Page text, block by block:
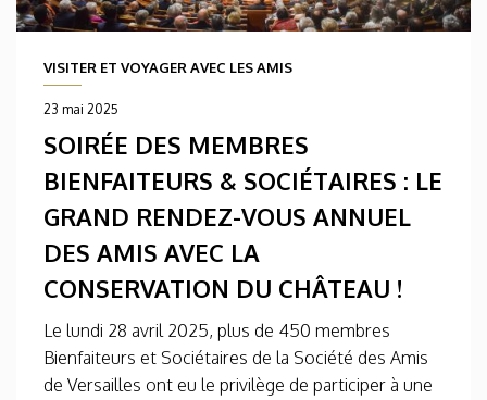
VISITER ET VOYAGER AVEC LES AMIS
23 mai 2025
SOIRÉE DES MEMBRES
BIENFAITEURS & SOCIÉTAIRES : LE
GRAND RENDEZ-VOUS ANNUEL
DES AMIS AVEC LA
CONSERVATION DU CHÂTEAU !
Le lundi 28 avril 2025, plus de 450 membres
Bienfaiteurs et Sociétaires de la Société des Amis
de Versailles ont eu le privilège de participer à une